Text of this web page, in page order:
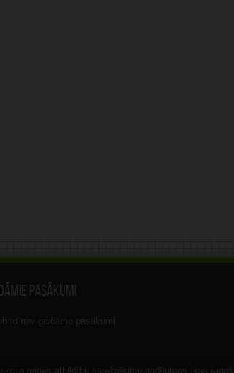
pasākumi
nav gaidāmo pasākumi.
nenes atbildību sarežģījumu gadījumos, kas